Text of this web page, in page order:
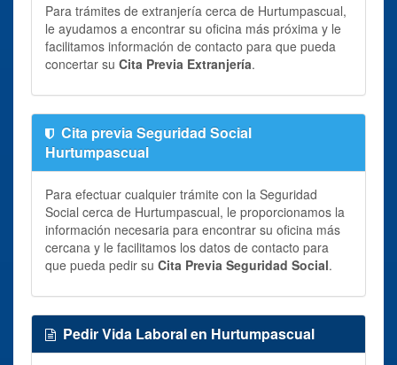
Para trámites de extranjería cerca de Hurtumpascual,
le ayudamos a encontrar su oficina más próxima y le
facilitamos información de contacto para que pueda
concertar su Cita Previa Extranjería.
Cita previa Seguridad Social
Hurtumpascual
Para efectuar cualquier trámite con la Seguridad
Social cerca de Hurtumpascual, le proporcionamos la
información necesaria para encontrar su oficina más
cercana y le facilitamos los datos de contacto para
que pueda pedir su Cita Previa Seguridad Social.
Pedir Vida Laboral en Hurtumpascual